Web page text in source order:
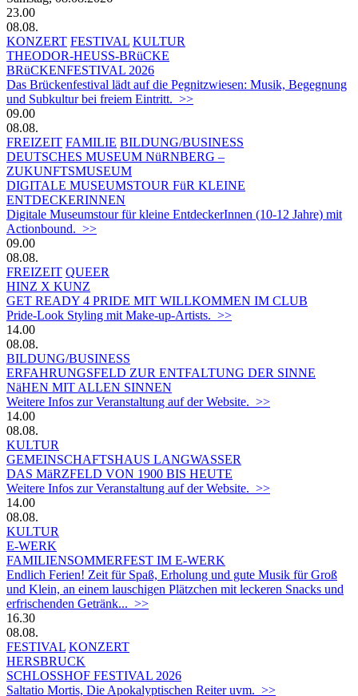
23.00
08.08.
KONZERT FESTIVAL KULTUR
THEODOR-HEUSS-BRüCKE
BRüCKENFESTIVAL 2026
Das Brückenfestival lädt auf die Pegnitzwiesen: Musik, Begegnung
und Subkultur bei freiem Eintritt. >>
09.00
08.08.
FREIZEIT FAMILIE BILDUNG/BUSINESS
DEUTSCHES MUSEUM NüRNBERG –
ZUKUNFTSMUSEUM
DIGITALE MUSEUMSTOUR FüR KLEINE
ENTDECKERINNEN
Digitale Museumstour für kleine EntdeckerInnen (10-12 Jahre) mit
Actionbound. >>
09.00
08.08.
FREIZEIT QUEER
HINZ X KUNZ
GET READY 4 PRIDE MIT WILLKOMMEN IM CLUB
Pride-Look Styling mit Make-up-Artists. >>
14.00
08.08.
BILDUNG/BUSINESS
ERFAHRUNGSFELD ZUR ENTFALTUNG DER SINNE
NäHEN MIT ALLEN SINNEN
Weitere Infos zur Veranstaltung auf der Website. >>
14.00
08.08.
KULTUR
GEMEINSCHAFTSHAUS LANGWASSER
DAS MäRZFELD VON 1900 BIS HEUTE
Weitere Infos zur Veranstaltung auf der Website. >>
14.00
08.08.
KULTUR
E-WERK
FAMILIENSOMMERFEST IM E-WERK
Endlich Ferien! Zeit für Spaß, Erholung und gute Musik für Groß
und Klein, an einem lauschigen Plätzchen mit leckeren Snacks und
erfrischenden Getränk... >>
16.30
08.08.
FESTIVAL KONZERT
HERSBRUCK
SCHLOSSHOF FESTIVAL 2026
Saltatio Mortis, Die Apokalyptischen Reiter uvm. >>